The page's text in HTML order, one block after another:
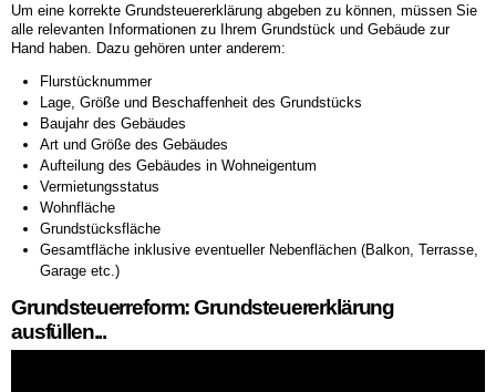
Um eine korrekte Grundsteuererklärung abgeben zu können, müssen Sie
alle relevanten Informationen zu Ihrem Grundstück und Gebäude zur
Hand haben. Dazu gehören unter anderem:
Flurstücknummer
Lage, Größe und Beschaffenheit des Grundstücks
Baujahr des Gebäudes
Art und Größe des Gebäudes
Aufteilung des Gebäudes in Wohneigentum
Vermietungsstatus
Wohnfläche
Grundstücksfläche
Gesamtfläche inklusive eventueller Nebenflächen (Balkon, Terrasse,
Garage etc.)
Grundsteuerreform: Grundsteuererklärung
ausfüllen...